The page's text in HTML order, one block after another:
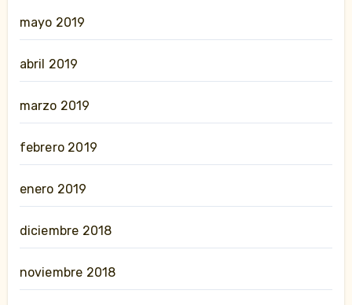
mayo 2019
abril 2019
marzo 2019
febrero 2019
enero 2019
diciembre 2018
noviembre 2018